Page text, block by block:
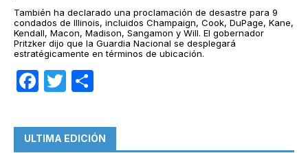
También ha declarado una proclamación de desastre para 9
condados de Illinois, incluidos Champaign, Cook, DuPage, Kane,
Kendall, Macon, Madison, Sangamon y Will. El gobernador
Pritzker dijo que la Guardia Nacional se desplegará
estratégicamente en términos de ubicación.
Facebook
Twitter
ULTIMA EDICIÓN